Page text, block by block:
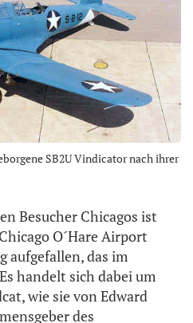
SB2U Vindicator nach ihrer
Besucher Chicagos ist
O´Hare Airport
aufgefallen, das im
handelt sich dabei um
wie sie von Edward
des